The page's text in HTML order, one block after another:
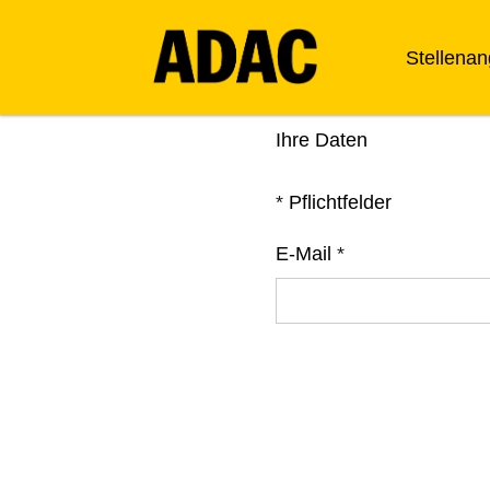
Ihre Daten
* Pflichtfelder
E-Mail *